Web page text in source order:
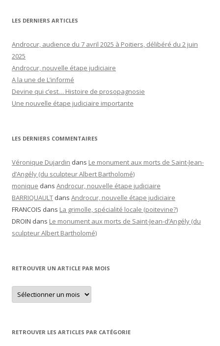
LES DERNIERS ARTICLES
Androcur, audience du 7 avril 2025 à Poitiers, délibéré du 2 juin
2025
Androcur, nouvelle étape judiciaire
A la une de L’informé
Devine qui c’est… Histoire de prosopagnosie
Une nouvelle étape judiciaire importante
LES DERNIERS COMMENTAIRES
Véronique Dujardin dans Le monument aux morts de Saint-Jean-
d’Angély (du sculpteur Albert Bartholomé)
monique dans Androcur, nouvelle étape judiciaire
BARRIQUAULT dans Androcur, nouvelle étape judiciaire
FRANCOIS dans La grimolle, spécialité locale (poitevine?)
DROIN dans Le monument aux morts de Saint-Jean-d’Angély (du
sculpteur Albert Bartholomé)
RETROUVER UN ARTICLE PAR MOIS
Retrouver
un
article
RETROUVER LES ARTICLES PAR CATÉGORIE